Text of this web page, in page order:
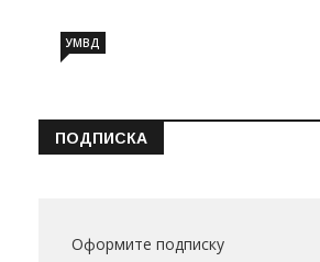
УМВД
ПОДПИСКА
Оформите подписку